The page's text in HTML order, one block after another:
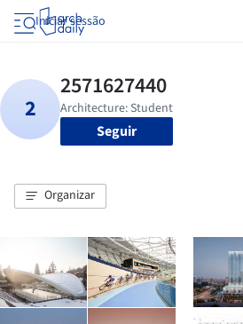
Iniciar sessão
Seguir
Organizar